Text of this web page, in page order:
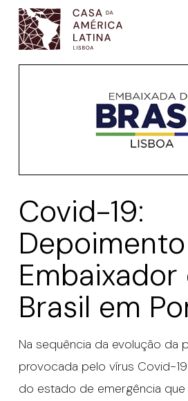
Skip
main
Covid-19:
Embaixador
Brasil em
Na sequência da evolução da
provocada pelo vírus Covid-
do estado de emergência que